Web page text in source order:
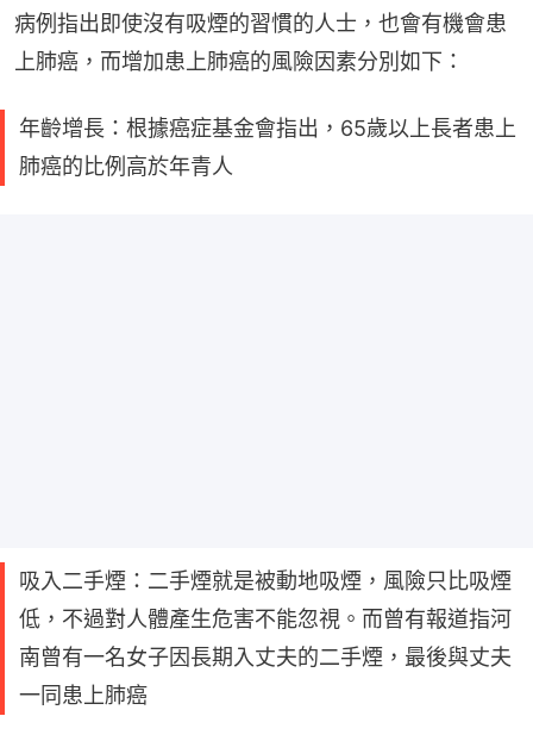
病例指出即使沒有吸煙的習慣的人士，也會有機會患
上肺癌，而增加患上肺癌的風險因素分別如下：
年齡增長：根據癌症基金會指出，65歲以上長者患上
肺癌的比例高於年青人
吸入二手煙：二手煙就是被動地吸煙，風險只比吸煙
低，不過對人體產生危害不能忽視。而曾有報道指河
南曾有一名女子因長期入丈夫的二手煙，最後與丈夫
一同患上肺癌